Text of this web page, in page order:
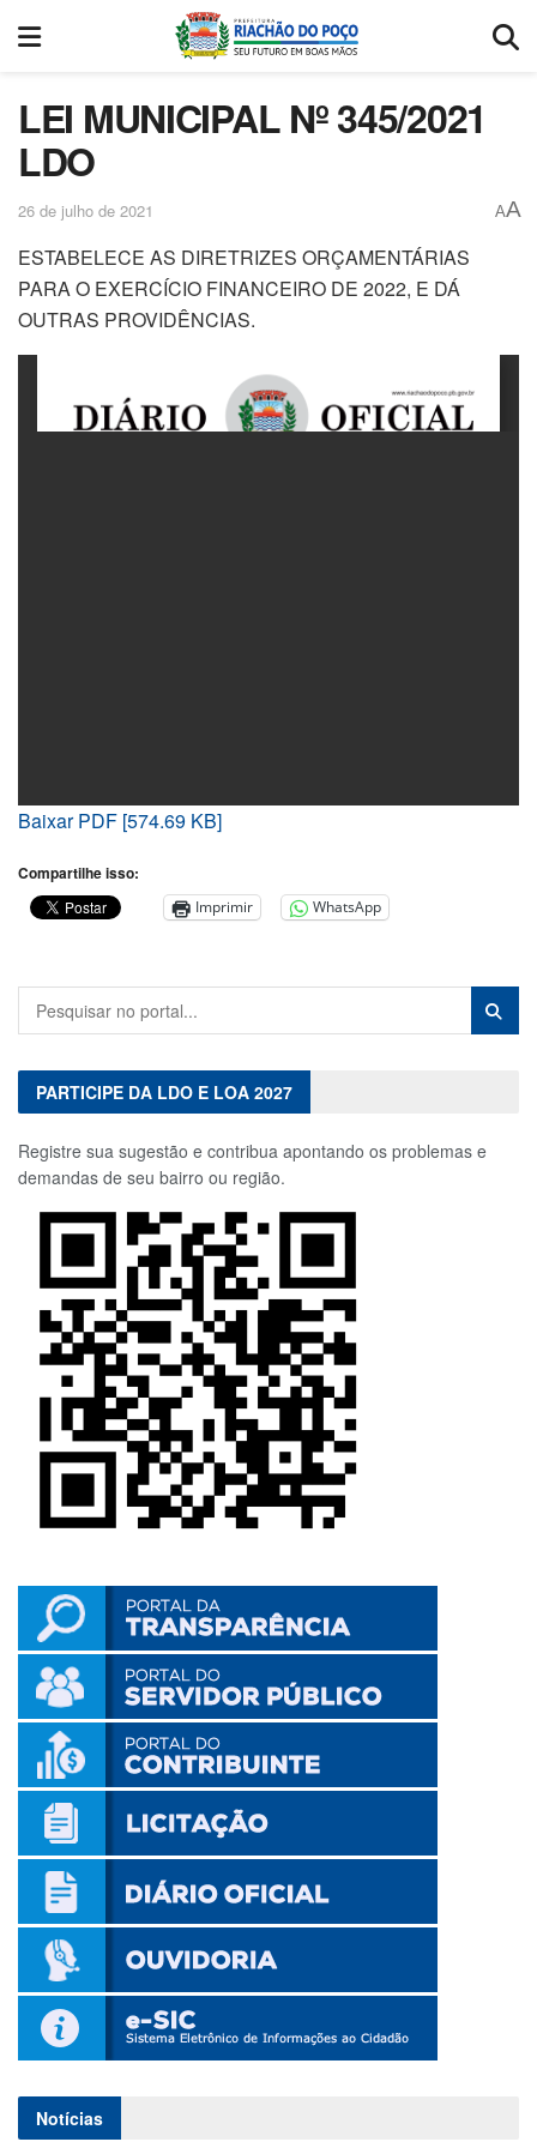
LEI MUNICIPAL Nº 345/2021
LDO
26 de julho de 2021 AA
ESTABELECE AS DIRETRIZES ORÇAMENTÁRIAS
PARA O EXERCÍCIO FINANCEIRO DE 2022, E DÁ
OUTRAS PROVIDÊNCIAS.
Baixar PDF [574.69 KB]
Compartilhe isso:
Imprimir WhatsApp
PARTICIPE DA LDO E LOA 2027
Registre sua sugestão e contribua apontando os problemas e
demandas de seu bairro ou região.
Notícias